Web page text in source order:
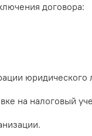
договора:
юридического
на налоговый